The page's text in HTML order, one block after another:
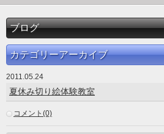
ブログ
カテゴリーアーカイブ
2011.05.24
夏休み切り絵体験教室
コメント(0)